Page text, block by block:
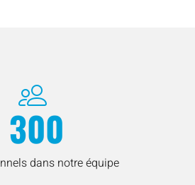
300
dans notre équipe